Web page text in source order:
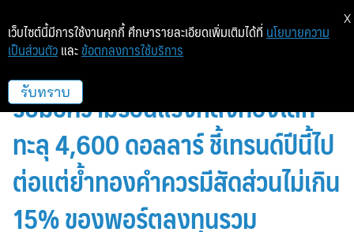
YLG แนะวิธีลงทุนทองคำปี 69
รับมือความร้อนแรงหลังทองโลก
ทะลุ 4,600 ดอลลาร์ ชี้เทรนด์ปีนี้ไป
ต่อแต่ย้ำทองคำควรมีสัดส่วนไม่เกิน
15% ของพอร์ตลงทุนรวม
เว็บไซต์นี้มีการใช้งานคุกกี้ ศึกษารายละเอียดเพิ่มเติมได้ที่ นโยบายความ
เป็นส่วนตัว และ ข้อตกลงการใช้บริการ
รับทราบ
X